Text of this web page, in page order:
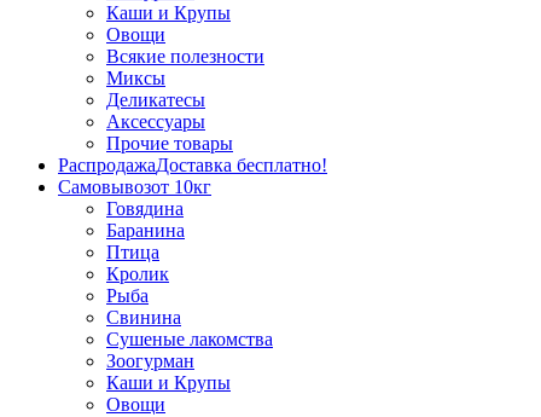
Каши и Крупы
Овощи
Всякие полезности
Миксы
Деликатесы
Аксессуары
Прочие товары
РаспродажаДоставка бесплатно!
Самовывозот 10кг
Говядина
Баранина
Птица
Кролик
Рыба
Свинина
Сушеные лакомства
Зоогурман
Каши и Крупы
Овощи